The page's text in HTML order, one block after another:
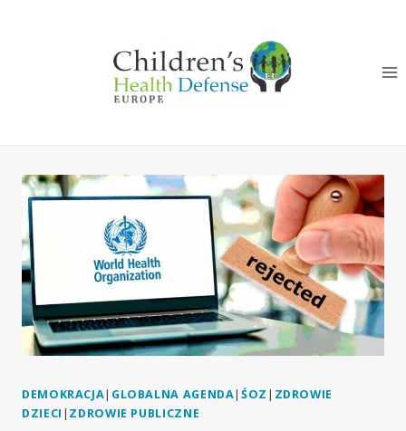
DEMOKRACJA| GLOBALNA AGENDA|ŚOZ | ZDROWIE
DZIECI | ZDROWIE PUBLICZNE